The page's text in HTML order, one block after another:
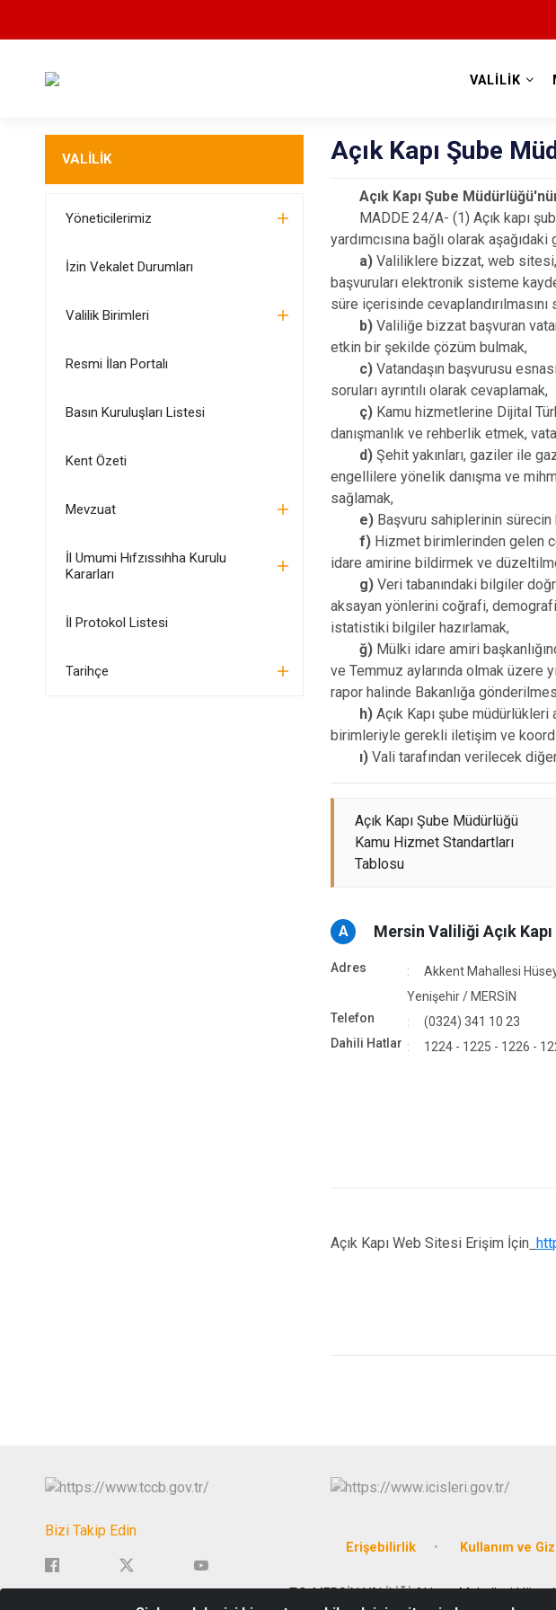
VALİLİK
VALİLİK
Yöneticilerimiz
İzin Vekalet Durumları
Valilik Birimleri
Resmi İlan Portalı
Basın Kuruluşları Listesi
Kent Özeti
Mevzuat
İl Umumi Hıfzıssıhha Kurulu
Kararları
İl Protokol Listesi
Tarihçe
Açık Kapı Şube
Açık Kapı Şube
MADDE 24/A- (1) Açık kapı
yardımcısına bağlı olarak
a) Valiliklere bizzat, web
başvuruları elektronik sisteme
süre içerisinde
b)Valiliğe bizzat başvuran
etkin bir şekilde çözüm bulmak,
c) Vatandaşın başvurusu
soruları ayrıntılı olarak cevaplamak,
ç) Kamu hizmetlerine Dijital
danışmanlık ve rehberlik etmek,
d) Şehit yakınları, gaziler ile
engellilere yönelik danışma ve
sağlamak,
e) Başvuru sahiplerinin
f) Hizmet birimlerinden gelen
idare amirine bildirmek ve
g) Veri tabanındaki bilgiler
aksayan yönlerini coğrafi,
istatistiki bilgiler hazırlamak,
ğ) Mülki idare amiri
ve Temmuz aylarında olmak üzere
rapor halinde Bakanlığa
h) Açık Kapı şube
birimleriyle gerekli iletişim ve
ı)Vali tarafından verilecek
Açık Kapı Şube Müdürlüğü
Kamu Hizmet Standartları
Tablosu
A Mersin Valiliği Açık
Adres
Akkent Mahallesi
Yenişehir / MERSİN
Telefon
(0324) 341 10 23
Dahili Hatlar
1224 - 1225 - 1226 -
Açık Kapı Web Sitesi Erişim İçin
Bizi Takip Edin
Erişebilirlik Kullanım ve
T.C. MERSİN VALİLİĞİ Akkent Mahallesi